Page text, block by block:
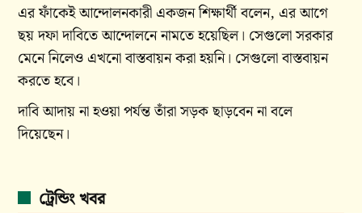
এর ফাঁকেই আন্দোলনকারী একজন শিক্ষার্থী বলেন, এর আগে
ছয় দফা দাবিতে আন্দোলনে নামতে হয়েছিল। সেগুলো সরকার
মেনে নিলেও এখনো বাস্তবায়ন করা হয়নি। সেগুলো বাস্তবায়ন
করতে হবে।
দাবি আদায় না হওয়া পর্যন্ত তাঁরা সড়ক ছাড়বেন না বলে
দিয়েছেন।
ট্রেন্ডিং খবর